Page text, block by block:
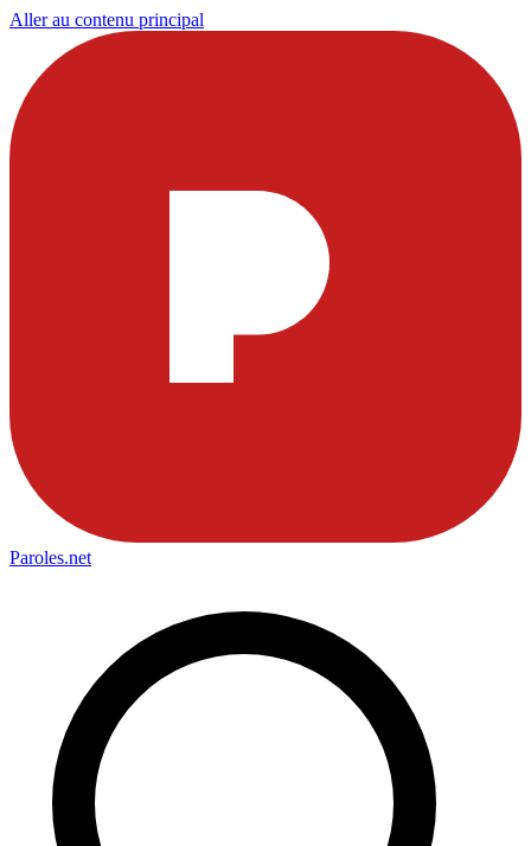
Aller au contenu principal
Paroles.net